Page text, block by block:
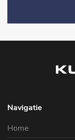
Navigatie
Home